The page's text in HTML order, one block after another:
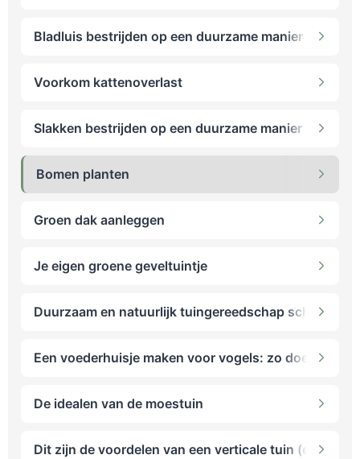
Bladluis bestrijden op een duurzame manier
Voorkom kattenoverlast
Slakken bestrijden op een duurzame manier
Bomen planten
Groen dak aanleggen
Je eigen groene geveltuintje
Duurzaam en natuurlijk tuingereedschap
Een voederhuisje maken voor vogels: zo doe je dat
De idealen van de moestuin
Dit zijn de voordelen van een verticale tuin (en zo